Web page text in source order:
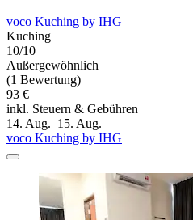
voco Kuching by IHG
Kuching
10/10
Außergewöhnlich
(1 Bewertung)
93 €
inkl. Steuern & Gebühren
14. Aug.–15. Aug.
voco Kuching by IHG